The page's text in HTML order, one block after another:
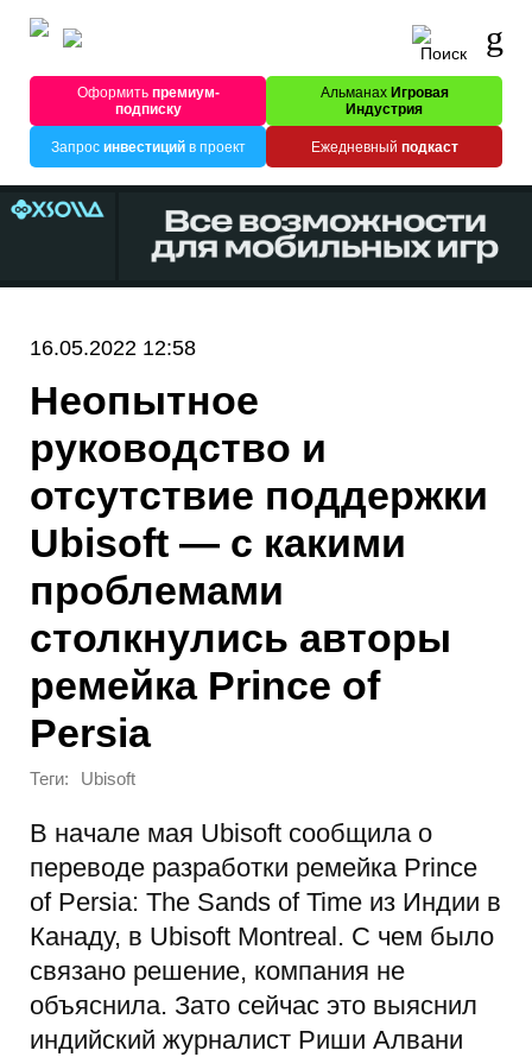
Оформитьпремиум-
подписку
Альманах Игровая
Индустрия
Запрос инвестицийв проект Ежедневный подкаст
16.05.2022 12:58
Неопытное
руководство и
отсутствие поддержки
Ubisoft — с какими
проблемами
столкнулись авторы
ремейка Prince of
Persia
Теги: Ubisoft
В начале мая Ubisoft сообщила о
переводе разработки ремейка Prince
of Persia: The Sands of Time из Индии в
Канаду, в Ubisoft Montreal. С чем было
связано решение, компания не
объяснила. Зато сейчас это выяснил
индийский журналист Риши Алвани